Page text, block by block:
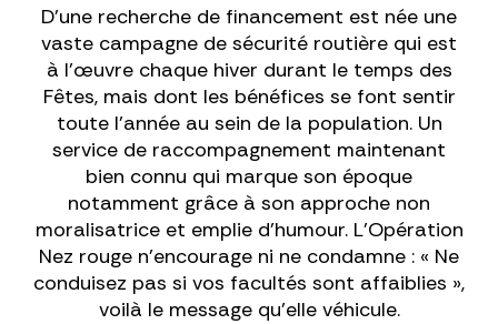
D’une recherche de financement est née une
vaste campagne de sécurité routière qui est
à l'œuvre chaque hiver durant le temps des
Fêtes, mais dont les bénéfices se font sentir
toute l’année au sein de la population. Un
service de raccompagnement maintenant
bien connu qui marque son époque
notamment grâce à son approche non
moralisatrice et emplie d’humour. L’Opération
Nez rouge n’encourage ni ne condamne : « Ne
conduisez pas si vos facultés sont affaiblies »,
voilà le message qu'elle véhicule.